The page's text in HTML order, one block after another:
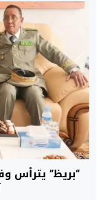
“بريظ” يترأس